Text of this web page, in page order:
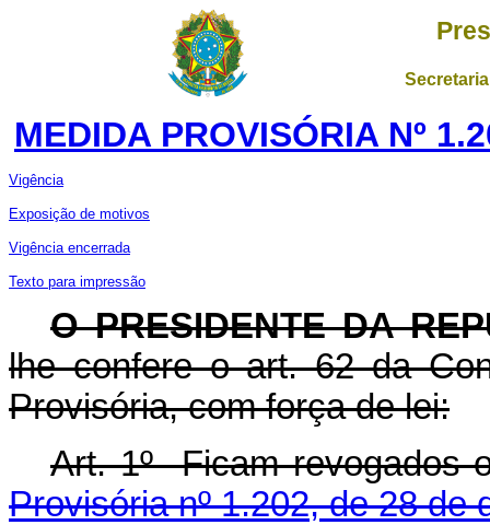
MEDIDA PROVISÓRIA Nº
Vigência
Exposição de motivos
Vigência encerrada
Texto para impressão
O PRESIDENTE DA
lhe confere o art. 62 da
Provisória, com força de lei:
Art. 1º Ficam revogados
Provisória nº 1.202, de 28 de